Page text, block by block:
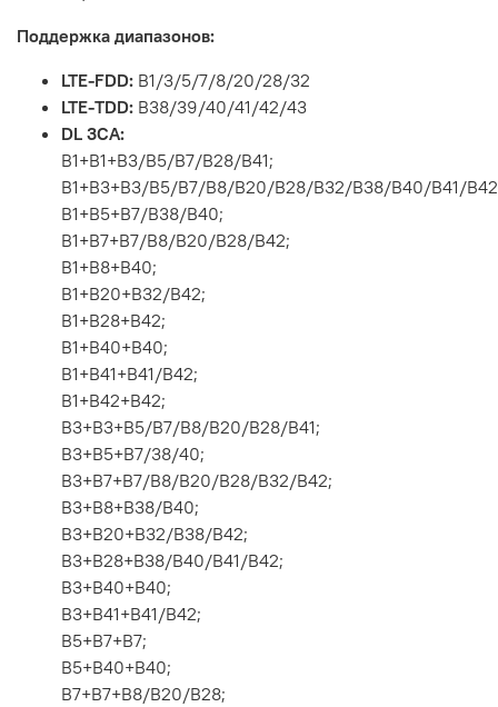
Поддержка диапазонов:
LTE-FDD: B1/3/5/7/8/20/28/32
LTE-TDD: B38/39/40/41/42/43
DL 3CA:
B1+B1+B3/B5/B7/B28/B41;
B1+B3+B3/B5/B7/B8/B20/B28/B32/B38/B40/B41/
B1+B5+B7/B38/B40;
B1+B7+B7/B8/B20/B28/B42;
B1+B8+B40;
B1+B20+B32/B42;
B1+B28+B42;
B1+B40+B40;
B1+B41+B41/B42;
B1+B42+B42;
B3+B3+B5/B7/B8/B20/B28/B41;
B3+B5+B7/38/40;
B3+B7+B7/B8/B20/B28/B32/B42;
B3+B8+B38/B40;
B3+B20+B32/B38/B42;
B3+B28+B38/B40/B41/B42;
B3+B40+B40;
B3+B41+B41/B42;
B5+B7+B7;
B5+B40+B40;
B7+B7+B8/B20/B28;